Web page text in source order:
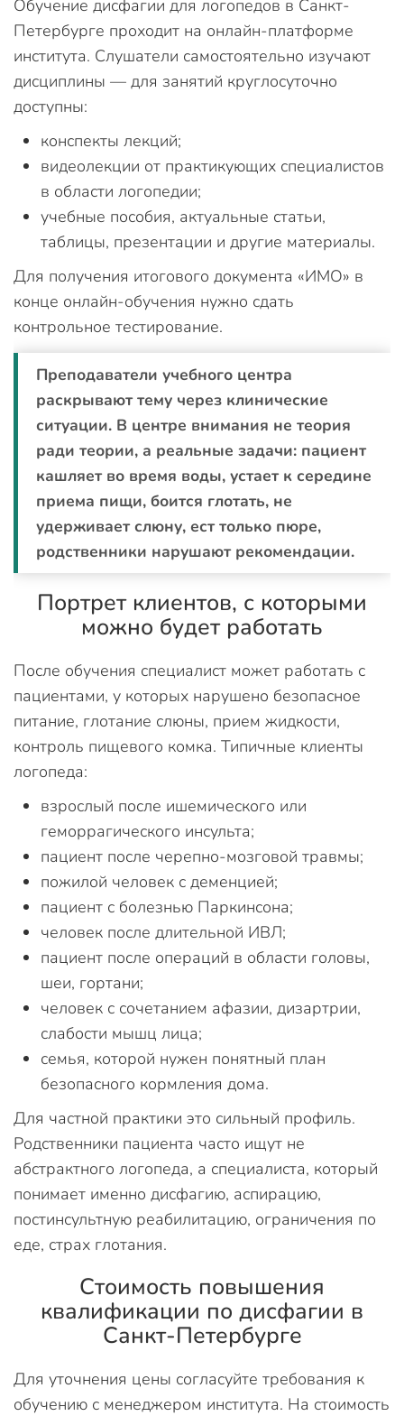
Обучение дисфагии для логопедов в Санкт-
Петербурге проходит на онлайн-платформе
института. Слушатели самостоятельно изучают
дисциплины — для занятий круглосуточно
доступны:
конспекты лекций;
видеолекции от практикующих специалистов
в области логопедии;
учебные пособия, актуальные статьи,
таблицы, презентации и другие материалы.
Для получения итогового документа «ИМО» в
конце онлайн-обучения нужно сдать
контрольное тестирование.
Преподаватели учебного центра
раскрывают тему через клинические
ситуации. В центре внимания не теория
ради теории, а реальные задачи: пациент
кашляет во время воды, устает к середине
приема пищи, боится глотать, не
удерживает слюну, ест только пюре,
родственники нарушают рекомендации.
Портрет клиентов, с которыми
можно будет работать
После обучения специалист может работать с
пациентами, у которых нарушено безопасное
питание, глотание слюны, прием жидкости,
контроль пищевого комка. Типичные клиенты
логопеда:
взрослый после ишемического или
геморрагического инсульта;
пациент после черепно-мозговой травмы;
пожилой человек с деменцией;
пациент с болезнью Паркинсона;
человек после длительной ИВЛ;
пациент после операций в области головы,
шеи, гортани;
человек с сочетанием афазии, дизартрии,
слабости мышц лица;
семья, которой нужен понятный план
безопасного кормления дома.
Для частной практики это сильный профиль.
Родственники пациента часто ищут не
абстрактного логопеда, а специалиста, который
понимает именно дисфагию, аспирацию,
постинсультную реабилитацию, ограничения по
еде, страх глотания.
Стоимость повышения
квалификации по дисфагии в
Санкт-Петербурге
Для уточнения цены согласуйте требования к
обучению с менеджером института. На стоимость